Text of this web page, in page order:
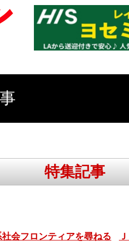
シファイド、地元情報など
ゼルスの日本語新
シファイドは毎週木
特集記事
社会フロンティアを尋ねる